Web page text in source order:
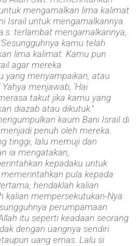
mengamalkan lima kalimat
Israil untuk mengamalkannya.
terlambat mengamalkannya,
kamu telah
lima kalimat. Kamu pun
agar mereka
yang menyampaikan, atau
menjawab, 'Hai
takut jika kamu yang
diazab atau dikutuk.'
kaum Bani Israil di
penuh oleh mereka.
tinggi, lalu memuji dan
ia mengatakan,
kepadaku untuk
pula kepada
hendaklah kalian
kalian mempersekutukan-Nya
perumpamaan
itu seperti keadaan seorang
dengan uangnya sendiri
uang emas. Lalu si